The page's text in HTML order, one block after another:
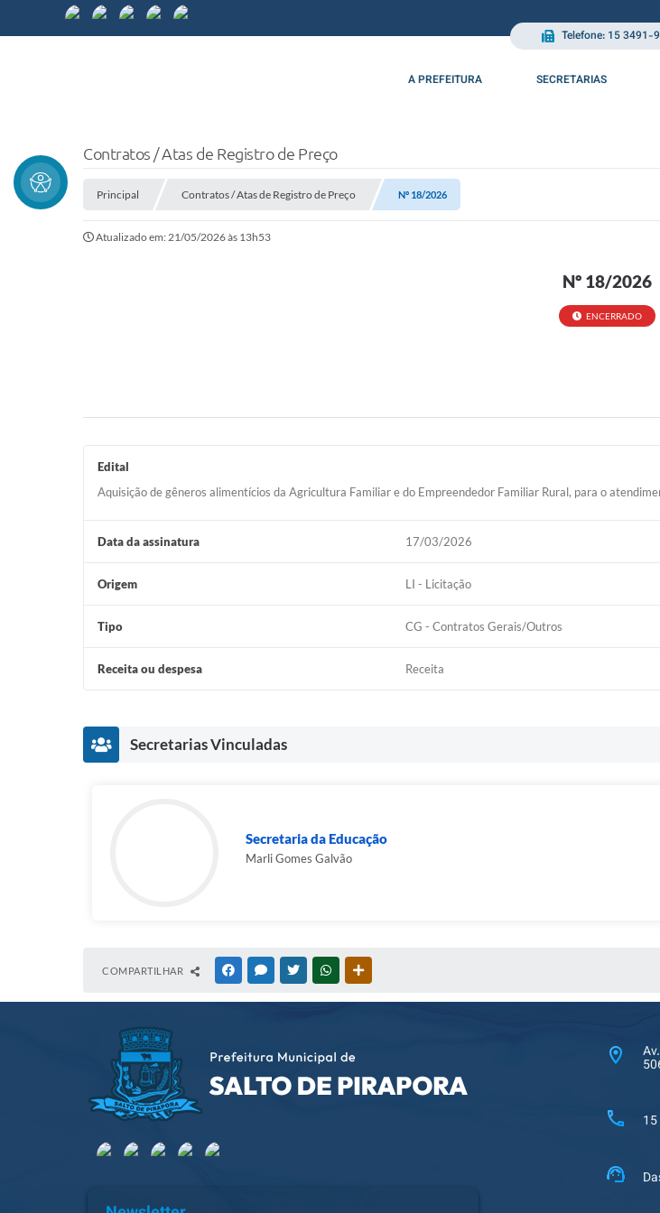
Telefone: 15 3491-
A PREFEITURA SECRETARIAS
Contratos / Atas de Registro de Preço
Principal Contratos / Atas de Registro de Preço Nº 18/2026
Atualizado em: 21/05/2026 às 13h53
Nº 18/2026
ENCERRADO
Edital
Aquisição de gêneros alimentícios da Agricultura Familiar e do Empreendedor Familiar Rural, para o
Data da assinatura 17/03/2026
Origem LI - Licitação
Tipo CG - Contratos Gerais/Outros
Receita ou despesa Receita
Secretarias Vinculadas
Secretaria da Educação
Marli Gomes Galvão
COMPARTILHAR FACEBOOKMESSENGER
TWITTERWHATSAPP